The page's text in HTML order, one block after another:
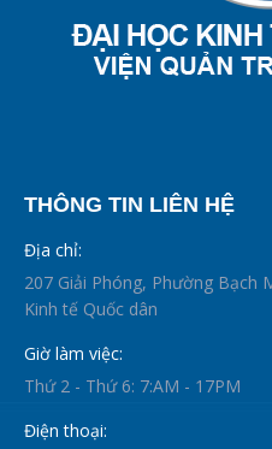
THÔNG TIN LIÊN HỆ
Địa chỉ:
207 Giải Phóng, Phường Bạch
Kinh tế Quốc dân
Giờ làm việc:
Thứ 2 - Thứ 6: 7:AM - 17PM
Điện thoại: